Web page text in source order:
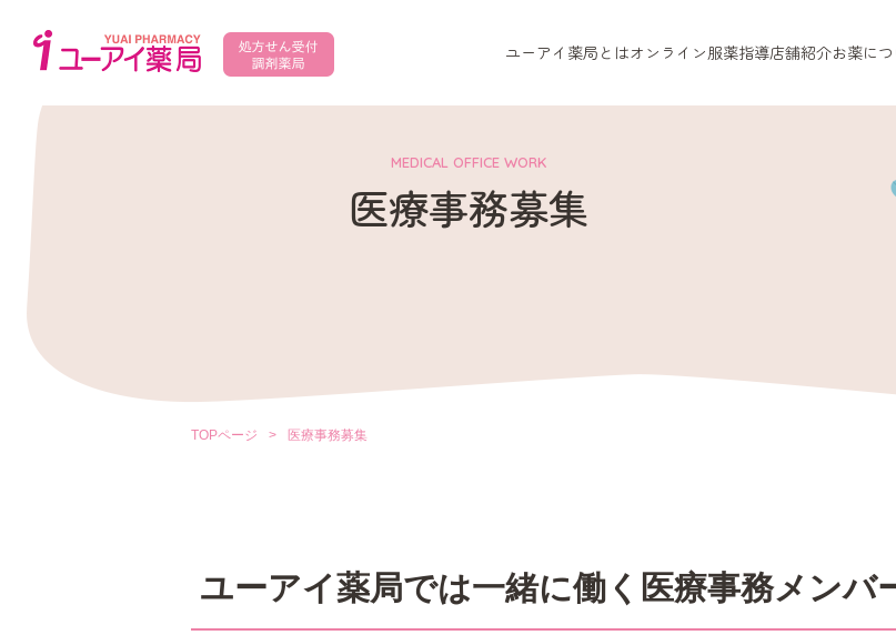
ユーアイ薬局とはオンライン服薬指導店舗紹介お薬に
MEDICAL OFFICE WORK
医療事務募集
TOPページ > 医療事務募集
ユーアイ薬局では一緒に働く医療事務メンバ